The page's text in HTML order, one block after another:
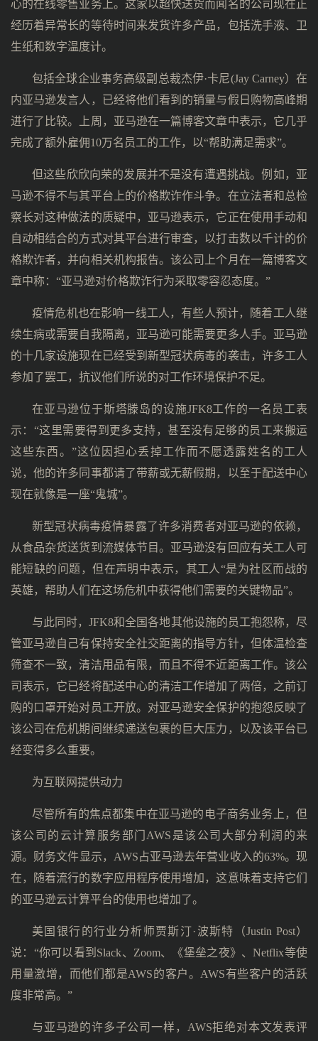
心的在线零售业务上。这家以超快送货而闻名的公司现在正
经历着异常长的等待时间来发货许多产品，包括洗手液、卫
生纸和数字温度计。
包括全球企业事务高级副总裁杰伊·卡尼(Jay Carney）在
内亚马逊发言人，已经将他们看到的销量与假日购物高峰期
进行了比较。上周，亚马逊在一篇博客文章中表示，它几乎
完成了额外雇佣10万名员工的工作，以“帮助满足需求”。
但这些欣欣向荣的发展并不是没有遭遇挑战。例如，亚
马逊不得不与其平台上的价格欺诈作斗争。在立法者和总检
察长对这种做法的质疑中，亚马逊表示，它正在使用手动和
自动相结合的方式对其平台进行审查，以打击数以千计的价
格欺诈者，并向相关机构报告。该公司上个月在一篇博客文
章中称：“亚马逊对价格欺诈行为采取零容忍态度。”
疫情危机也在影响一线工人，有些人预计，随着工人继
续生病或需要自我隔离，亚马逊可能需要更多人手。亚马逊
的十几家设施现在已经受到新型冠状病毒的袭击，许多工人
参加了罢工，抗议他们所说的对工作环境保护不足。
在亚马逊位于斯塔滕岛的设施JFK8工作的一名员工表
示：“这里需要得到更多支持，甚至没有足够的员工来搬运
这些东西。”这位因担心丢掉工作而不愿透露姓名的工人
说，他的许多同事都请了带薪或无薪假期，以至于配送中心
现在就像是一座“鬼城”。
新型冠状病毒疫情暴露了许多消费者对亚马逊的依赖，
从食品杂货送货到流媒体节目。亚马逊没有回应有关工人可
能短缺的问题，但在声明中表示，其工人“是为社区而战的
英雄，帮助人们在这场危机中获得他们需要的关键物品”。
与此同时，JFK8和全国各地其他设施的员工抱怨称，尽
管亚马逊自己有保持安全社交距离的指导方针，但体温检查
筛查不一致，清洁用品有限，而且不得不近距离工作。该公
司表示，它已经将配送中心的清洁工作增加了两倍，之前订
购的口罩开始对员工开放。对亚马逊安全保护的抱怨反映了
该公司在危机期间继续递送包裹的巨大压力，以及该平台已
经变得多么重要。
为互联网提供动力
尽管所有的焦点都集中在亚马逊的电子商务业务上，但
该公司的云计算服务部门AWS是该公司大部分利润的来
源。财务文件显示，AWS占亚马逊去年营业收入的63%。现
在，随着流行的数字应用程序使用增加，这意味着支持它们
的亚马逊云计算平台的使用也增加了。
美国银行的行业分析师贾斯汀·波斯特（Justin Post）
说：“你可以看到Slack、Zoom、《堡垒之夜》、Netflix等使
用量激增，而他们都是AWS的客户。AWS有些客户的活跃
度非常高。”
与亚马逊的许多子公司一样，AWS拒绝对本文发表评